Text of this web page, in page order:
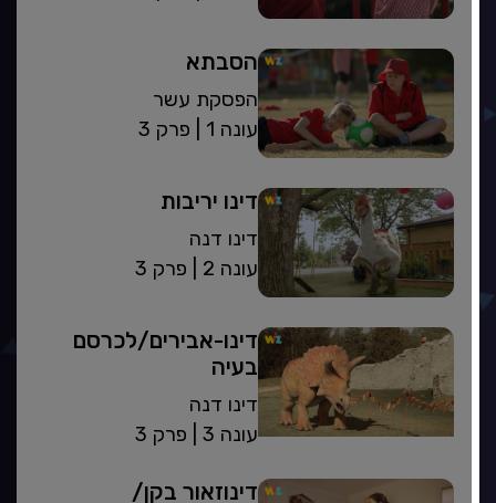
הסבתא
הפסקת עשר
פרק 3
| עונה 1
דינו יריבות
דינו דנה
פרק 3
| עונה 2
דינו-אבירים/לכרסם
בעיה
דינו דנה
פרק 3
| עונה 3
דינוזאור בקן/